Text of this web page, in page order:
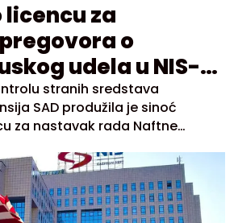
licencu za
o
udela u NIS-u
stranih sredstava
SAD produžila je sinoć
za nastavak rada Naftne
još 30 dana, takođe do 31. jula